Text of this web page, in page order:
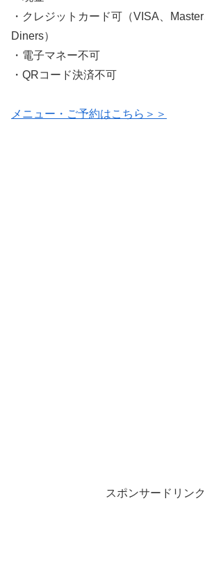
・クレジットカード可（VISA、
Diners）
・電子マネー不可
・QRコード決済不可
メニュー・ご予約はこちら＞＞
スポンサードリンク